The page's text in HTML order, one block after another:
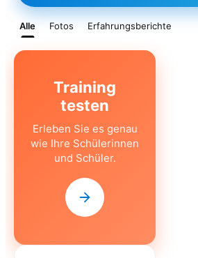
Alle Fotos Erfahrungsberichte
Training
testen
Erleben Sie es genau
wie Ihre Schülerinnen
und Schüler.